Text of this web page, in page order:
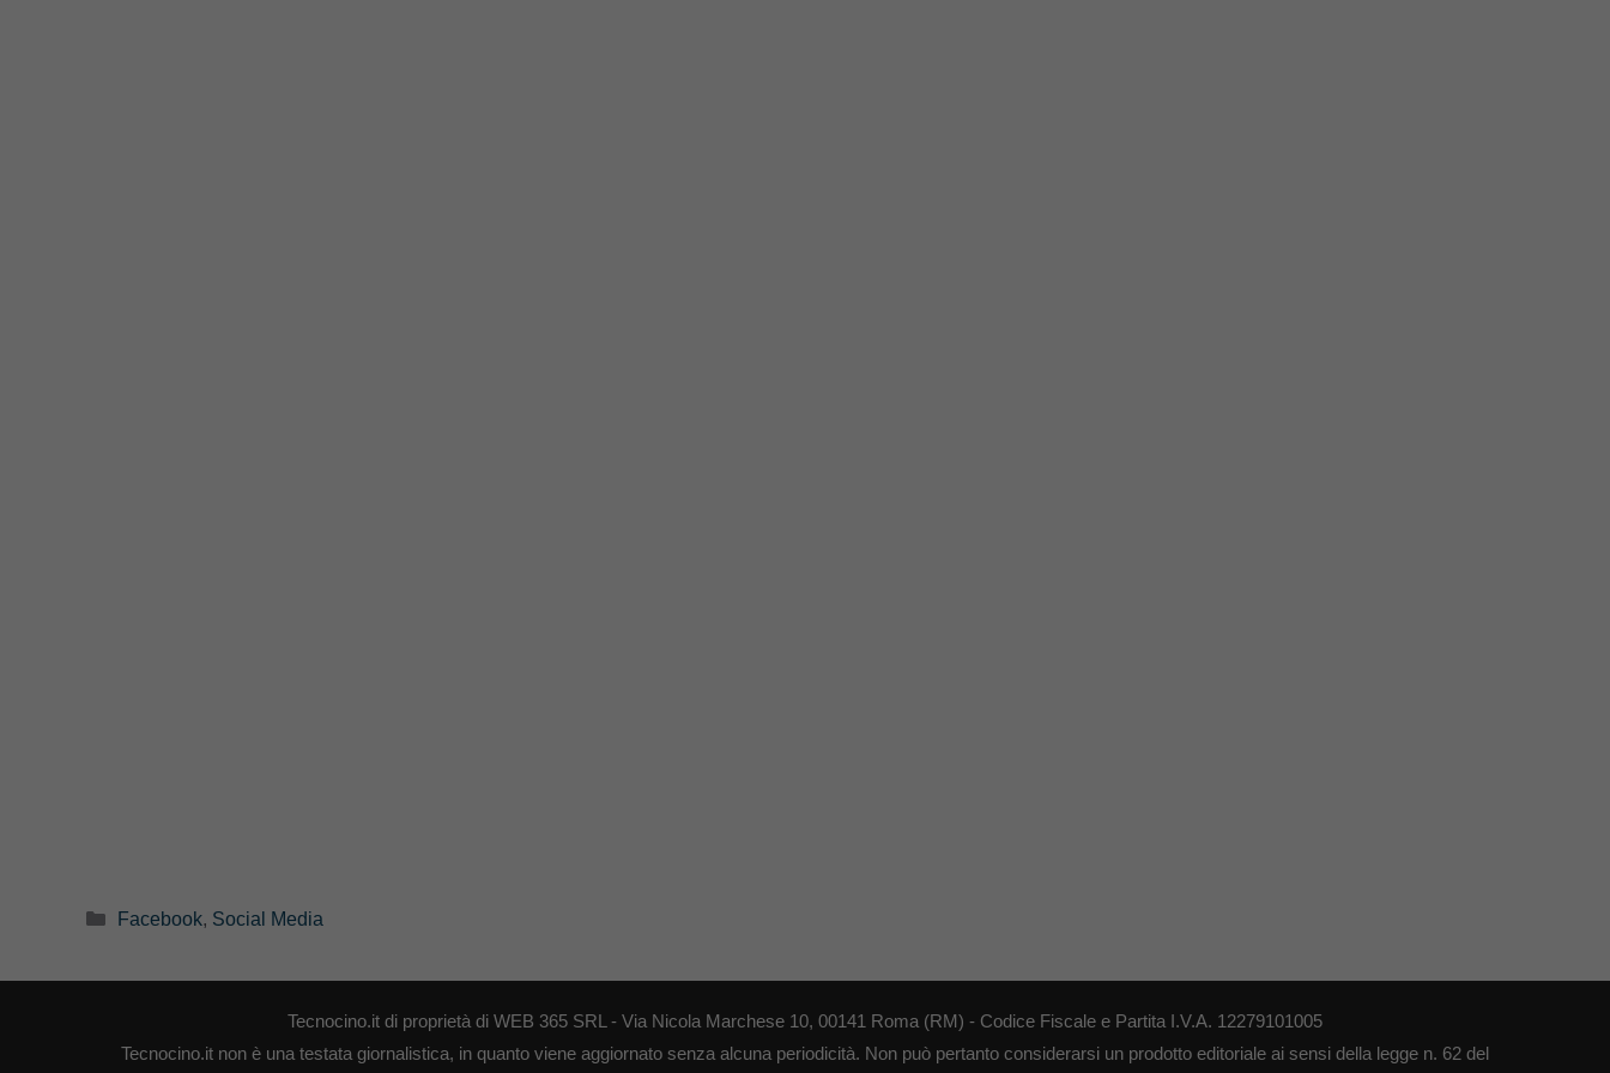
Categorie
Facebook, Social Media
Tecnocino.it di proprietà di WEB 365 SRL - Via Nicola Marchese 10, 00141 Roma (RM) - Codice Fiscale e Partita I.V.A. 12279101005
Tecnocino.it non è una testata giornalistica, in quanto viene aggiornato senza alcuna periodicità. Non può pertanto considerarsi un prodotto editoriale ai sensi della legge n. 62 del